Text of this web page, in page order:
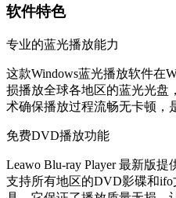
软件特色
专业的蓝光播放能力
这款Windows蓝光播放软件在
损播放全球各地区的蓝光光盘
术确保播放过程流畅无卡顿，
免费DVD播放功能
Leawo Blu-ray Player 最新版
支持所有地区的DVD影碟和